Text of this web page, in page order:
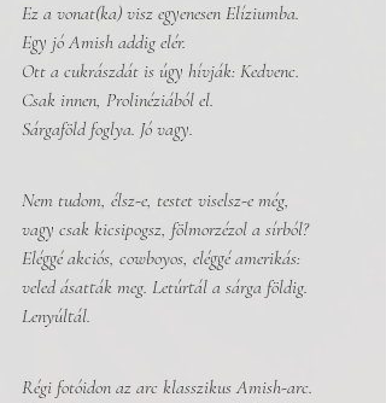
Ez a vonat(ka) visz egyenesen Elíziumba.
Egy jó Amish addig elér.
Ott a cukrászdát is úgy hívják: Kedvenc.
Csak innen, Prolinéziából el.
Sárgaföld foglya. Jó vagy.
Nem tudom, élsz-e, testet viselsz-e még,
vagy csak kicsipogsz, fölmorzézol a sírból?
Eléggé akciós, cowboyos, eléggé amerikás:
veled ásatták meg. Letúrtál a sárga földig.
Lenyúltál.
Régi fotóidon az arc klasszikus Amish-arc.